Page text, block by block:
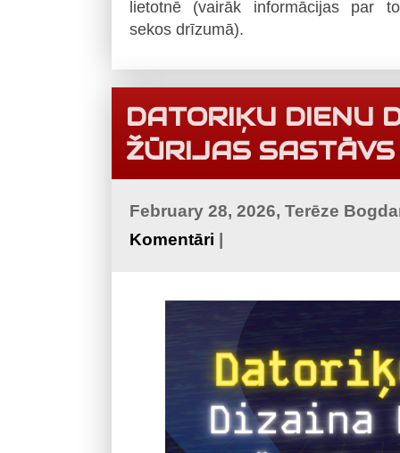
lietotnē (vairāk informācijas par to
sekos drīzumā).
DATORIĶU DIENU
ŽŪRIJAS SASTĀVS
February 28, 2026, Terēze
Komentāri |